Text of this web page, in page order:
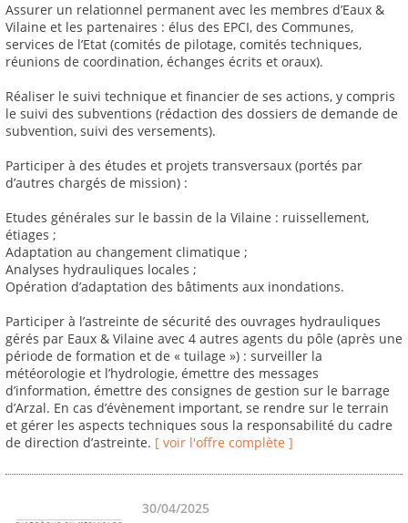
Assurer un relationnel permanent avec les membres d’Eaux &
Vilaine et les partenaires : élus des EPCI, des Communes,
services de l’Etat (comités de pilotage, comités techniques,
réunions de coordination, échanges écrits et oraux).
Réaliser le suivi technique et financier de ses actions, y compris
le suivi des subventions (rédaction des dossiers de demande de
subvention, suivi des versements).
Participer à des études et projets transversaux (portés par
d’autres chargés de mission) :
Etudes générales sur le bassin de la Vilaine : ruissellement,
étiages ;
Adaptation au changement climatique ;
Analyses hydrauliques locales ;
Opération d’adaptation des bâtiments aux inondations.
Participer à l’astreinte de sécurité des ouvrages hydrauliques
gérés par Eaux & Vilaine avec 4 autres agents du pôle (après une
période de formation et de « tuilage ») : surveiller la
météorologie et l’hydrologie, émettre des messages
d’information, émettre des consignes de gestion sur le barrage
d’Arzal. En cas d’évènement important, se rendre sur le terrain
et gérer les aspects techniques sous la responsabilité du cadre
de direction d’astreinte. [ voir l'offre complète ]
30/04/2025